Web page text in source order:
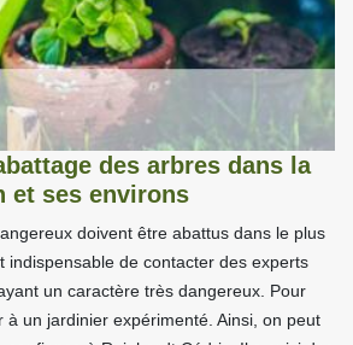
des arbres dans la
et ses environs
doivent être abattus dans le plus
indispensable de contacter des experts
un caractère très dangereux. Pour
à un jardinier expérimenté. Ainsi, on peut